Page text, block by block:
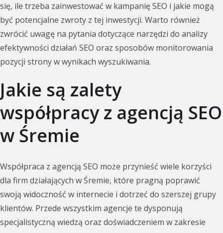
się, ile trzeba zainwestować w kampanię SEO i jakie mogą
być potencjalne zwroty z tej inwestycji. Warto również
zwrócić uwagę na pytania dotyczące narzędzi do analizy
efektywności działań SEO oraz sposobów monitorowania
pozycji strony w wynikach wyszukiwania.
Jakie są zalety
współpracy z agencją SEO
w Śremie
Współpraca z agencją SEO może przynieść wiele korzyści
dla firm działających w Śremie, które pragną poprawić
swoją widoczność w internecie i dotrzeć do szerszej grupy
klientów. Przede wszystkim agencje te dysponują
specjalistyczną wiedzą oraz doświadczeniem w zakresie